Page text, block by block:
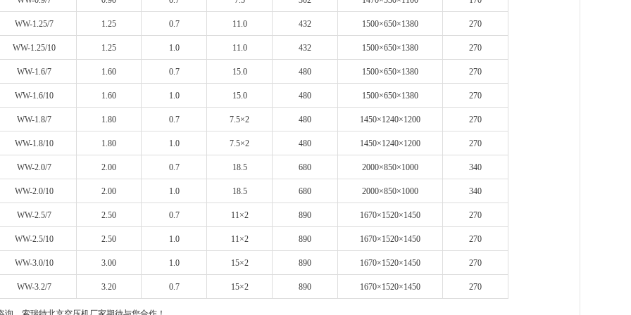
WW-1.25/7 1.25 0.7 11.0 432 1500×650×1380 270
WW-1.25/10 1.25 1.0 11.0 432 1500×650×1380 270
WW-1.6/7 1.60 0.7 15.0 480 1500×650×1380 270
WW-1.6/10 1.60 1.0 15.0 480 1500×650×1380 270
WW-1.8/7 1.80 0.7 7.5×2 480 1450×1240×1200 270
WW-1.8/10 1.80 1.0 7.5×2 480 1450×1240×1200 270
WW-2.0/7 2.00 0.7 18.5 680 2000×850×1000 340
WW-2.0/10 2.00 1.0 18.5 680 2000×850×1000 340
WW-2.5/7 2.50 0.7 11×2 890 1670×1520×1450 270
WW-2.5/10 2.50 1.0 11×2 890 1670×1520×1450 270
WW-3.0/10 3.00 1.0 15×2 890 1670×1520×1450 270
WW-3.2/7 3.20 0.7 15×2 890 1670×1520×1450 270